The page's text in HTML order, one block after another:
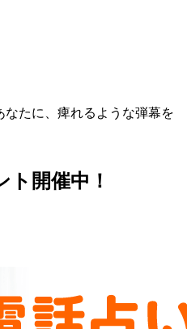
なたに、痺れるような弾幕を
開催中！